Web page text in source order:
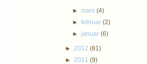
► mars(4)
►februar(2)
► januar(6)
► 2012 (81)
► 2011 (9)